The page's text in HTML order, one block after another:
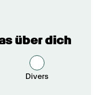
über dich
Divers